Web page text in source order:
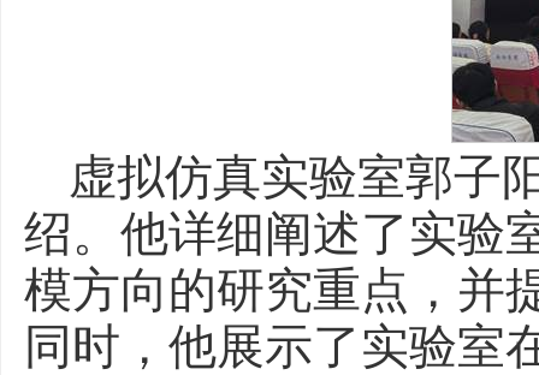
虚拟仿真实验室郭子
绍。他详细阐述了实验
模方向的研究重点，并
同时，他展示了实验室